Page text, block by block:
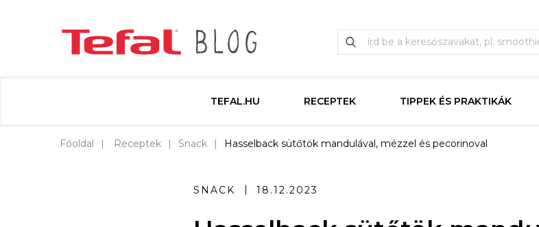
TEFAL.HU RECEPTEK TIPPEK ÉS PRAKTIKÁK
Főoldal Receptek Snack Hasselback sütőtök mandulával, mézzel és pecorinoval
SNACK 18.12.2023